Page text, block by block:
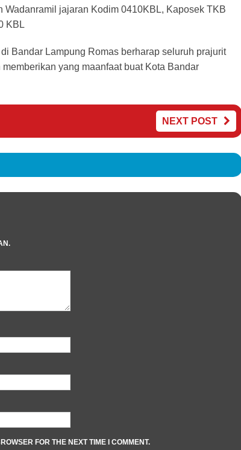
jajaran Kodim 0410KBL, Kaposek TKB
KBL
Bandar Lampung Romas berharap seluruh prajurit
yang maanfaat buat Kota Bandar
NEXT POST
FOR THE NEXT TIME I COMMENT.